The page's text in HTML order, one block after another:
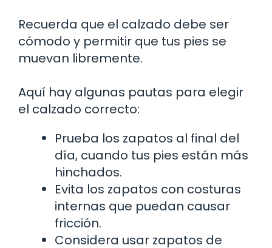
Recuerda que el calzado debe ser
cómodo y permitir que tus pies se
muevan libremente.
Aquí hay algunas pautas para elegir
el calzado correcto:
Prueba los zapatos al final del
día, cuando tus pies están más
hinchados.
Evita los zapatos con costuras
internas que puedan causar
fricción.
Considera usar zapatos de